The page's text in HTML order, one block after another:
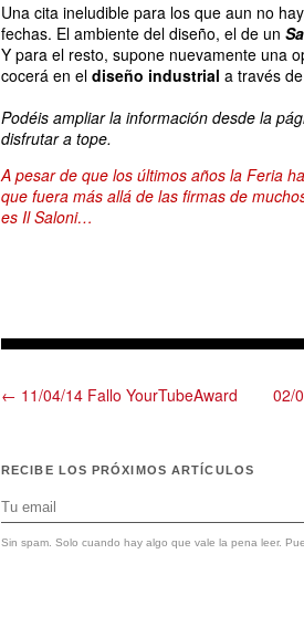
Una cita ineludible para los que aun no
fechas. El ambiente del diseño, el de un
Y para el resto, supone nuevamente una
cocerá en el diseño industrial a través
Podéis ampliar la información desde la
disfrutar a tope.
A pesar de que los últimos años la Feria
que fuera más allá de las firmas de
es Il Saloni…
← 11/04/14 Fallo YourTubeAward 02/
RECIBE LOS PRÓXIMOS ARTÍCULOS
Sin spam. Solo cuando hay algo que vale la pena leer.